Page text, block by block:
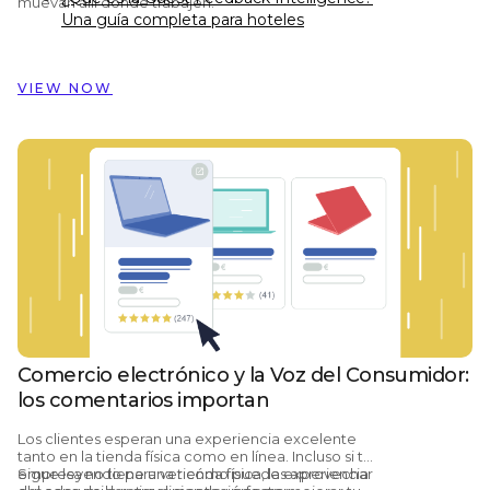
Una guía completa para hoteles
reforma de 324 habitaciones
feedback de los huéspedes en casi 60
hoteles
VIEW NOW
Comercio electrónico y la Voz del Consumidor:
los comentarios importan
Los clientes esperan una experiencia excelente
tanto en la tienda física como en línea. Incluso si tu
empresa no tiene una tienda física, la experiencia
Sigue leyendo para ver cómo puedes aprovechar